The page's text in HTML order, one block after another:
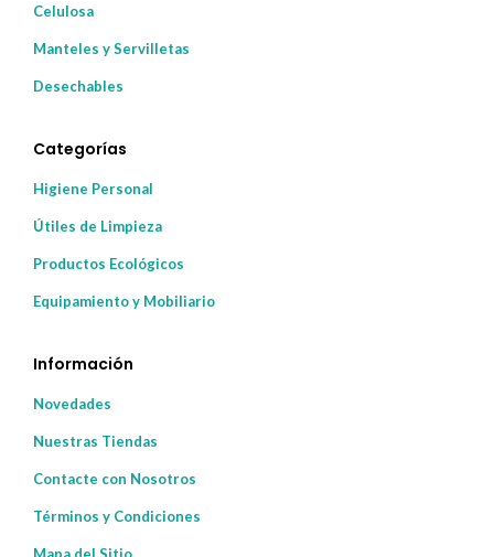
Celulosa
Manteles y Servilletas
Desechables
Categorías
Higiene Personal
Útiles de Limpieza
Productos Ecológicos
Equipamiento y Mobiliario
Información
Novedades
Nuestras Tiendas
Contacte con Nosotros
Términos y Condiciones